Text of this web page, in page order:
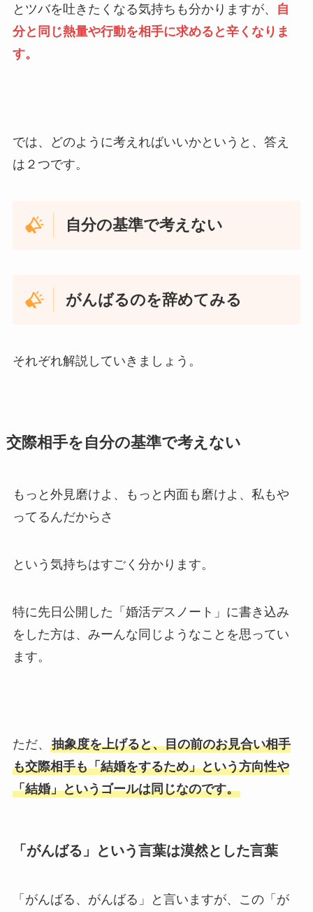
とツバを吐きたくなる気持ちも分かりますが、
自
分と同じ熱量や行動を相手に求めると辛くなりま
す。
では、どのように考えればいいかというと、答え
は２つです。
自分の基準で考えない
がんばるのを辞めてみる
それぞれ解説していきましょう。
交際相手を自分の基準で考えない
もっと外見磨けよ、もっと内面も磨けよ、私もや
ってるんだからさ
という気持ちはすごく分かります。
特に先日公開した「婚活デスノート」に書き込み
をした方は、みーんな同じようなことを思ってい
ます。
ただ、 抽象度を上げると、目の前のお見合い相手
も交際相手も「結婚をするため」という方向性や
「結婚」というゴールは同じなのです。
「がんばる」という言葉は漠然とした言葉
「がんばる、がんばる」と言いますが、この「が